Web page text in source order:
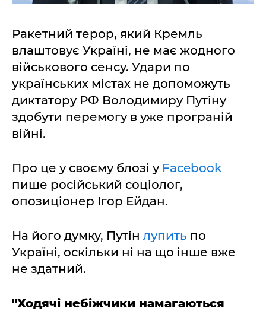
Ракетний терор, який Кремль
влаштовує Україні, не має жодного
військового сенсу. Удари по
українських містах не допоможуть
диктатору РФ Володимиру Путіну
здобути перемогу в уже програній
війні.
Про це у своєму блозі уFacebook
пише російський соціолог,
опозиціонер Ігор Ейдан.
На його думку, Путін лупить по
Україні, оскільки ні на що інше вже
не здатний.
"Ходячі небіжчики намагаються